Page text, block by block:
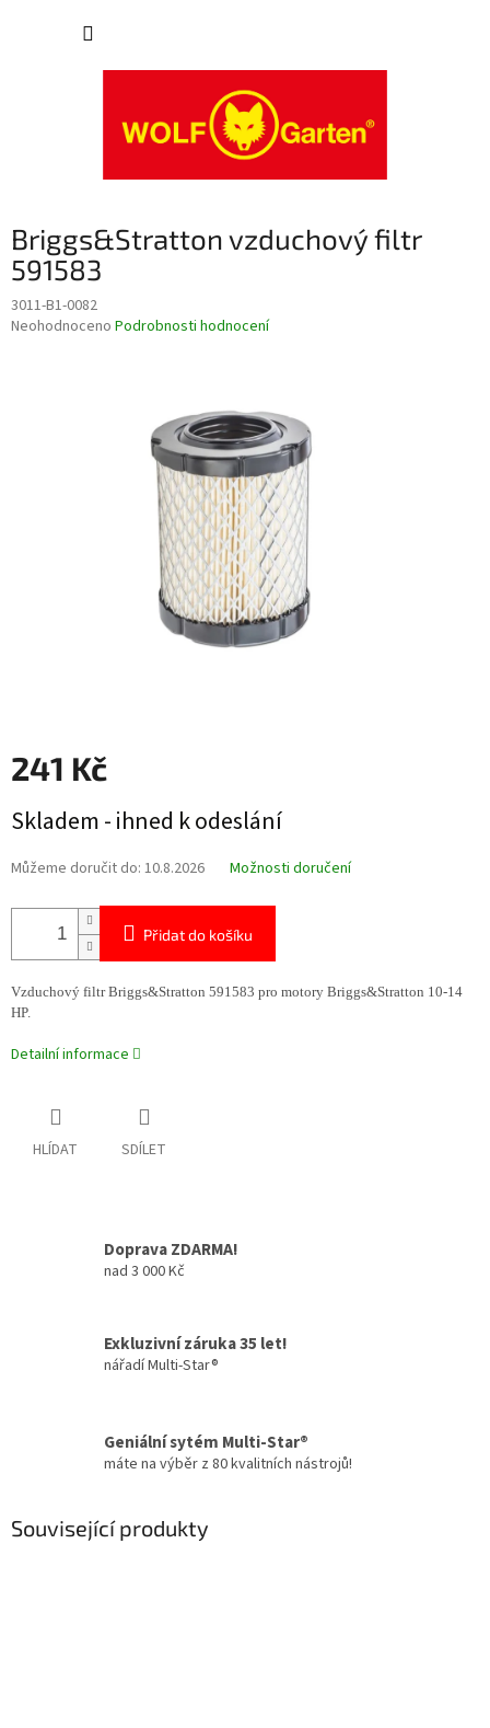
Briggs&Stratton vzduchový filtr
591583
3011-B1-0082
Průměrné
Neohodnoceno Podrobnosti hodnocení
241 Kč
cena:
Skladem - ihned k odeslání
Můžeme doručit do: 10.8.2026 Možnosti doručení
Přidat do košíku
Vzduchový filtr Briggs&Stratton 591583 pro motory Briggs&Stratton 10-14
HP.
Detailní informace
HLÍDAT SDÍLET
Doprava ZDARMA!
nad 3 000 Kč
Exkluzivní záruka 35 let!
nářadí Multi-Star®
Geniální sytém Multi-Star®
máte na výběr z 80 kvalitních nástrojů!
Související produkty